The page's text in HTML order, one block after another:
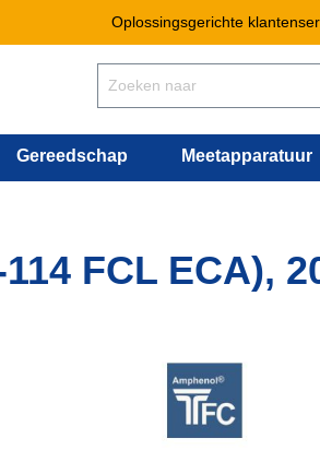
Oplossingsgerichte
Gereedschap Meetapparatuur
FCL ECA),